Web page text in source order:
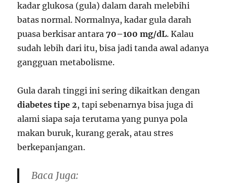
kadar glukosa (gula) dalam darah melebihi
batas normal. Normalnya, kadar gula darah
puasa berkisar antara70–100 mg/dL. Kalau
sudah lebih dari itu, bisa jadi tanda awal adanya
gangguan metabolisme.
Gula darah tinggi ini sering dikaitkan dengan
diabetes tipe 2, tapi sebenarnya bisa juga di
alami siapa saja terutama yang punya pola
makan buruk, kurang gerak, atau stres
berkepanjangan.
Baca Juga: